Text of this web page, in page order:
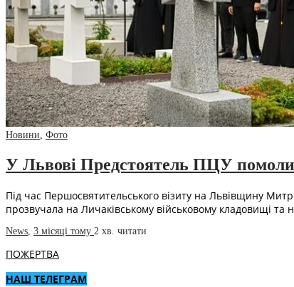
Новини, Фото
У Львові Предстоятель ПЦУ
Під час Першосвятительського візиту на Львівщину
прозвучала на Личаківському військовому кладовищі
News, 3 місяці тому 2 хв. читати
ПОЖЕРТВА
НАШ ТЕЛЕГРАМ